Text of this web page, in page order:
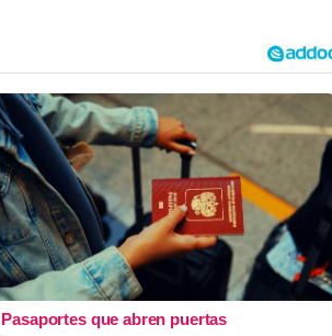
Pasaportes que abren puertas